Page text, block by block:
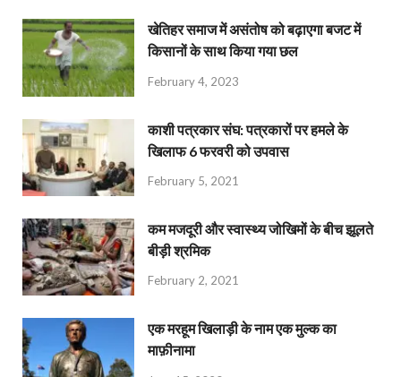
खेतिहर समाज में असंतोष को बढ़ाएगा बजट में
किसानों के साथ किया गया छल
February 4, 2023
काशी पत्रकार संघ: पत्रकारों पर हमले के
खिलाफ 6 फरवरी को उपवास
February 5, 2021
कम मजदूरी और स्वास्थ्य जोखिमों के बीच झूलते
बीड़ी श्रमिक
February 2, 2021
एक मरहूम खिलाड़ी के नाम एक मुल्क का
माफ़ीनामा